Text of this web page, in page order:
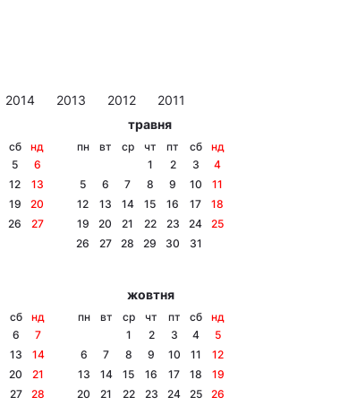
2014 2013 2012
2011
сб
нд
5
6
12
13
19
20
26
27
травня
пн вт ср чт пт сб
нд
1
2 3
4
5
6 7 8 9 10
11
12
13 14 15 16 17
18
19
20 21 22 23 24
25
26
27 28 29 30 31
сб
нд
6
7
13
14
20
21
27
28
жовтня
пн вт ср чт пт сб
нд
1
2 3 4
5
6
7 8 9 10 11
12
13
14 15 16 17 18
19
20
21 22 23 24 25
26